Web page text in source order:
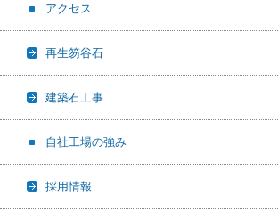
アクセス
再生笏谷石
建築石工事
自社工場の強み
採用情報